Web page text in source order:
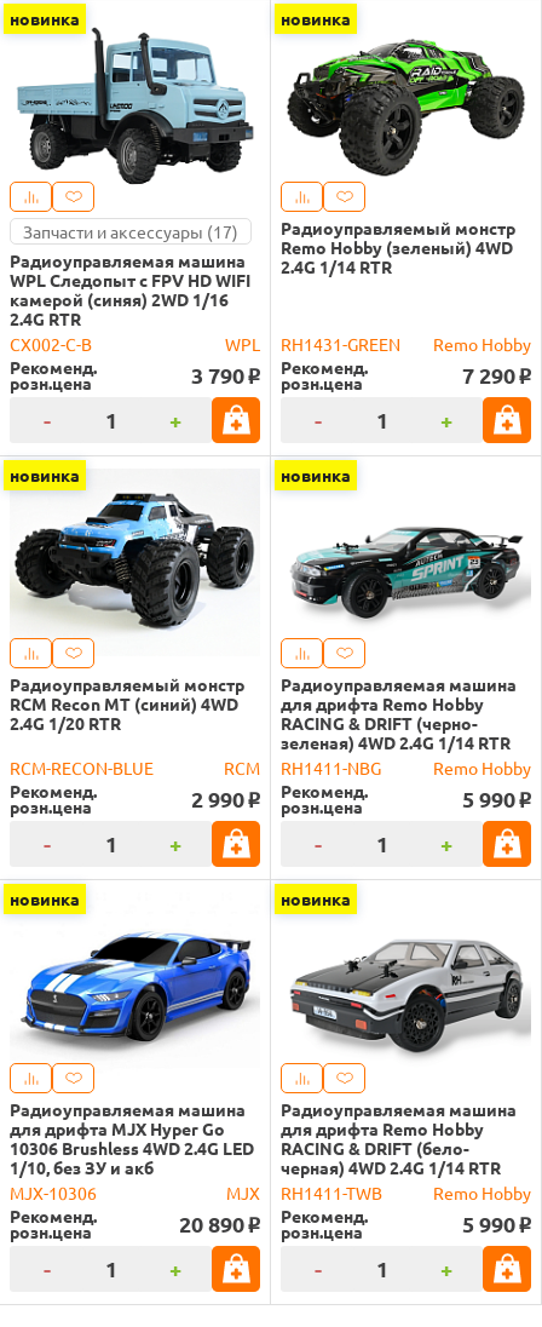
новинка
Запчасти и аксессуары (17)
Радиоуправляемая машина
WPL Следопыт с FPV HD WIFI
камерой (синяя) 2WD 1/16
2.4G RTR
CX002-C-B
WPL
Рекоменд.
розн.цена 3 790 o
- +
новинка
Радиоуправляемый монстр
Remo Hobby (зеленый) 4WD
2.4G 1/14 RTR
RH1431-GREEN
Remo Hobby
Рекоменд.
розн.цена 7 290 o
- +
новинка
Радиоуправляемый монстр
RCM Recon MT (синий) 4WD
2.4G 1/20 RTR
RCM-RECON-BLUE
RCM
Рекоменд.
розн.цена 2 990 o
- +
новинка
Радиоуправляемая машина
для дрифта Remo Hobby
RACING & DRIFT (черно-
зеленая) 4WD 2.4G 1/14 RTR
RH1411-NBG
Remo Hobby
Рекоменд.
розн.цена 5 990 o
- +
новинка
Радиоуправляемая машина
для дрифта MJX Hyper Go
10306 Brushless 4WD 2.4G LED
1/10, без ЗУ и акб
MJX-10306
MJX
Рекоменд.
розн.цена 20 890 o
- +
новинка
Радиоуправляемая машина
для дрифта Remo Hobby
RACING & DRIFT (бело-
черная) 4WD 2.4G 1/14 RTR
RH1411-TWB
Remo Hobby
Рекоменд.
розн.цена 5 990 o
- +